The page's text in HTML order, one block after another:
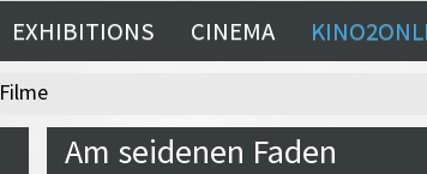
EXHIBITIONS CINEMA
Filme
Am seidenen Faden